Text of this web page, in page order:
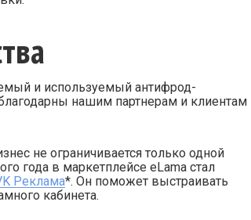
и используемый антифрод-
нашим партнерам и клиентам
не ограничивается только одной
года в маркетплейсе eLama стал
Реклама*. Он поможет выстраивать
кабинета.